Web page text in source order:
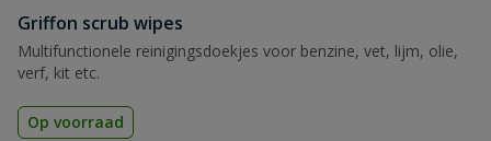
Griffon scrub wipes
Multifunctionele reinigingsdoekjes voor benzine, vet, lijm, olie,
verf, kit etc.
Op voorraad